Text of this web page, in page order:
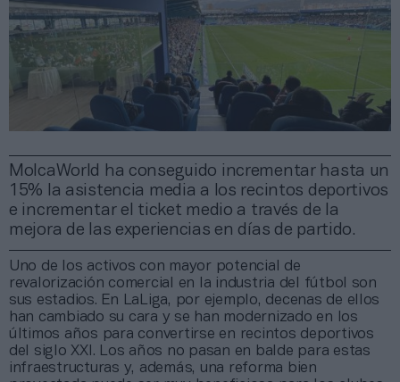
MolcaWorld ha conseguido incrementar hasta un
15% la asistencia media a los recintos deportivos
e incrementar el ticket medio a través de la
mejora de las experiencias en días de partido.
Uno de los activos con mayor potencial de
revalorización comercial en la industria del fútbol son
sus estadios. En LaLiga, por ejemplo, decenas de ellos
han cambiado su cara y se han modernizado en los
últimos años para convertirse en recintos deportivos
del siglo XXI. Los años no pasan en balde para estas
infraestructuras y, además, una reforma bien